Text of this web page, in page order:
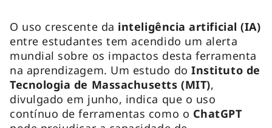
O uso crescente da inteligência artificial (IA)
entre estudantes tem acendido um alerta
mundial sobre os impactos desta ferramenta
na aprendizagem. Um estudo doInstituto de
Tecnologia de Massachusetts (MIT),
divulgado em junho, indica que o uso
contínuo de ferramentas como o ChatGPT